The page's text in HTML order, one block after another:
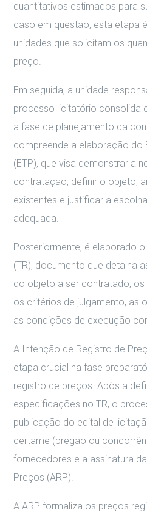
quantitativos estimados para
caso em questão, esta etapa
unidades que solicitam os
preço.
Em seguida, a unidade
processo licitatório consolida
a fase de planejamento da
compreende a elaboração do
(ETP), que visa demonstrar a
contratação, definir o objeto,
existentes e justificar a
adequada.
Posteriormente, é elaborado
(TR), documento que detalha
do objeto a ser contratado, os
os critérios de julgamento, as
as condições de execução
A Intenção de Registro de
etapa crucial na fase
registro de preços. Após a
especificações no TR, o
publicação do edital de
certame (pregão ou
fornecedores e a assinatura
Preços (ARP).
A ARP formaliza os preços